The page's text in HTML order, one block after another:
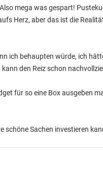
mega was gespart!
Herz, aber das ist die
ich behaupten würde, ich
den Reiz schon
für so eine Box ausgeben
schöne Sachen investieren